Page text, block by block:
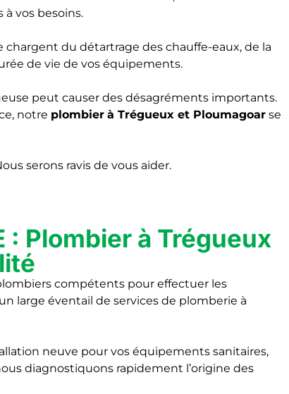
vos besoins.
du détartrage des chauffe-eaux, de la
de vie de vos équipements.
peut causer des désagréments importants.
notre plombier à Trégueux et Ploumagoar se
serons ravis de vous aider.
: Plombier à Trégueux
compétents pour effectuer les
large éventail de services de plomberie à
neuve pour vos équipements sanitaires,
diagnostiquons rapidement l’origine des